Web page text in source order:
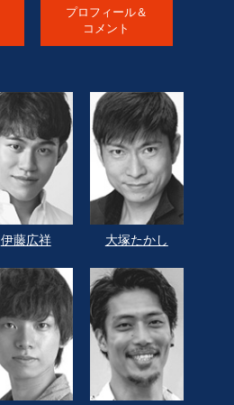
プロフィール＆
コメント
伊藤広祥 大塚たかし